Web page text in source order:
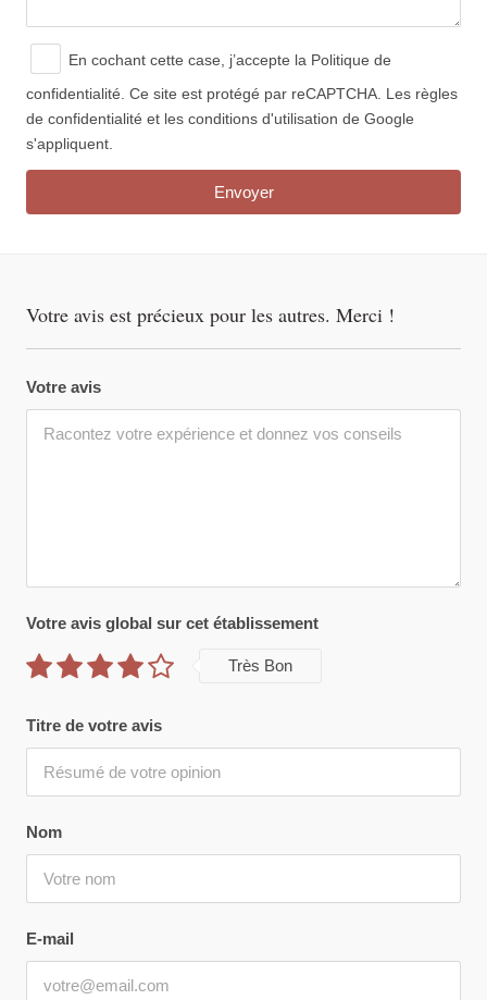
En cochant cette case, j’accepte la Politique de
confidentialité. Ce site est protégé par reCAPTCHA. Les règles
de confidentialité et les conditions d'utilisation de Google
s'appliquent.
Votre avis est précieux pour les autres. Merci !
Votre avis
Nom
E-mail
Votre avis global sur cet établissement
Très Bon
Titre de votre avis